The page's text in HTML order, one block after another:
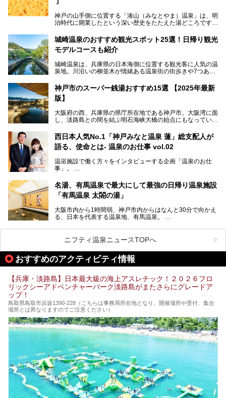
神戸の山手側に位置する「湊山（みなとやま）温泉」は、明
治時代に開業したという深い歴史をたたえた湯どころです。
っぱいに浮かぶアヒルちゃん。さらに、ゆったりくつろげて
コワーキングも可能な休憩スペースも人気に。斬新な企画や
設備で人々をアッと驚かせる湊山温泉の魅力をリポートしま
城崎温泉のおすすめ観光スポット25選！日帰り観光
モデルコースも紹介
城崎温泉は、兵庫県の日本海側に位置する観光客に人気の温
泉地。川沿いの柳並木が情緒ある温泉街の街歩きや7つある
られています。鉄道の駅から温泉街が近く、歩いて回るのに
ちょうどよい規模で、日帰りでの訪問にもおすすめです。
の観光スポットをピックアップ。温泉やご当地グルメなどを
盛り込んだ日帰り観光モデルコースも紹介しているので、ぜ
神戸市のスーパー銭湯おすすめ15選 【2025年最新
版】
大阪府の西、兵庫県の県庁所在地である神戸市。大阪湾に面
し、淡路島との間を結ぶ明石海峡大橋の始点にもなっていま
華街をはじめ、きらびやかに発展したハーバーランドなど、
人気観光スポットもめじろ押しです。
そして、温泉好きの視点から見ると、神戸市といえば何とい
湯です。そのお湯をリーズナブルに体験できる健康ランドや
スーパー銭湯があったら……。今回はそんな希望に沿う施設
きます！
西日本人気No.1「神戸みなと温泉 蓮」総支配人が
語る、使命とは- 温泉のお仕事 vol.02
温浴施設で働く方々をインタビューする企画「温泉のお仕
事」。
ング西日本1位、2年連続「ベストオブ宿泊賞」に輝いた
「神戸みなと温泉 蓮」の魅力に迫りました！
名湯、有馬温泉で最大にして最強の日帰り温泉施設
「有馬温泉 太閤の湯」
大阪市内から1時間弱、神戸市内からはなんと30分で向かえ
る、日本を代表する温泉地、有馬温泉。
有名な「金泉」と「銀泉」に加え、人工のの炭酸泉まで楽し
める、ある意味「最強」ともいえる施設です。
今回は自慢のお湯をメインにその魅力の数々を紹介します！
ニフティ温泉ニュースTOPへ
おすすめのアクティビティ情報
【兵庫・淡路島】日本最大級の海上アスレチック！２０２６フロ
リックシーアドベンチャーパーク淡路島がまたさらにグレードア
ップ！
鳥取県鳥取市浜坂1390‐228（こちらは事務局所在地となり、開催場所や受付、集合
場所とは異なりますのでご注意ください）